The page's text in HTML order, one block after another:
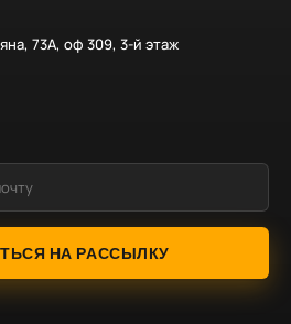
73А, оф 309, 3-й этаж
НА РАССЫЛКУ